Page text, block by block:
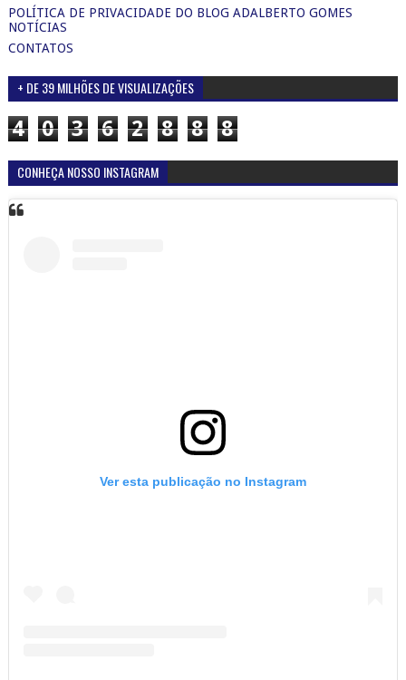
POLÍTICA DE PRIVACIDADE DO BLOG ADALBERTO GOMES
NOTÍCIAS
CONTATOS
+ DE 39 MILHÕES DE VISUALIZAÇÕES
4 0 3 6 2 8 8 8
CONHEÇA NOSSO INSTAGRAM
Ver esta publicação no Instagram